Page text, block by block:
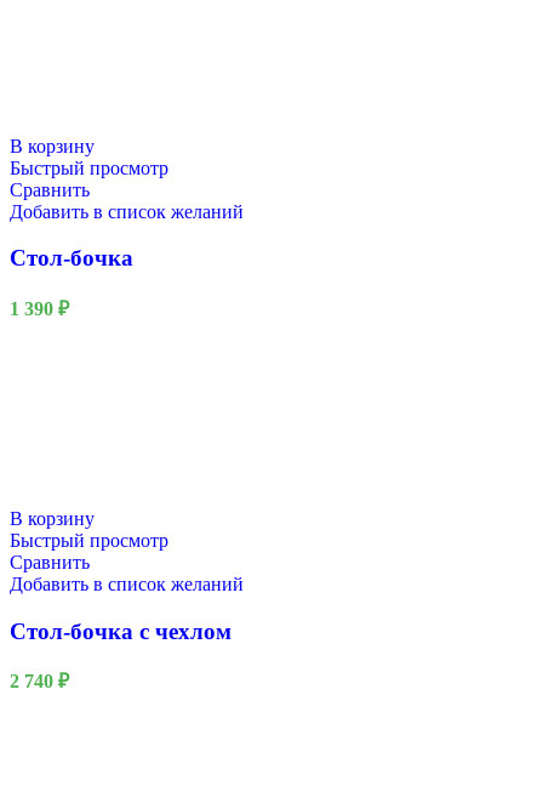
В корзину
Быстрый просмотр
Сравнить
Добавить в список желаний
Стол-бочка
1 390 ₽
В корзину
Быстрый просмотр
Сравнить
Добавить в список желаний
Стол-бочка с чехлом
2 740 ₽